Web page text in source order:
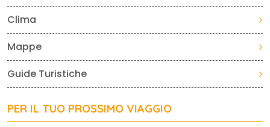
Clima
Mappe
Guide Turistiche
PER IL TUO PROSSIMO VIAGGIO